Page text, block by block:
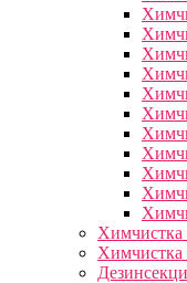
Химчистка
Химчистка